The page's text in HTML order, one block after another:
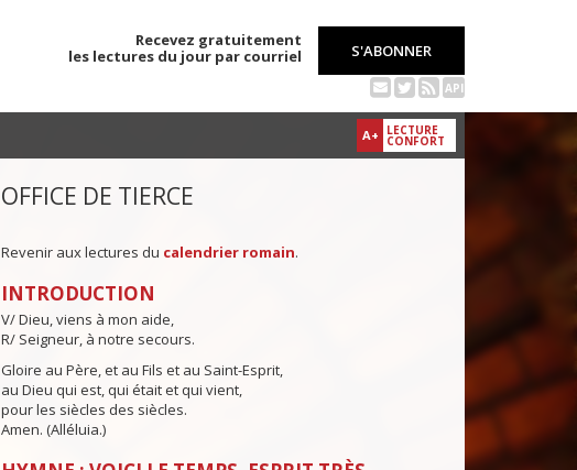
Recevez gratuitement
les lectures du jour par courriel
S'ABONNER
API
A+ LECTURE
CONFORT
OFFICE DE TIERCE
Revenir aux lectures du calendrier romain.
INTRODUCTION
V/ Dieu, viens à mon aide,
R/ Seigneur, à notre secours.
Gloire au Père, et au Fils et au Saint-Esprit,
au Dieu qui est, qui était et qui vient,
pour les siècles des siècles.
Amen. (Alléluia.)